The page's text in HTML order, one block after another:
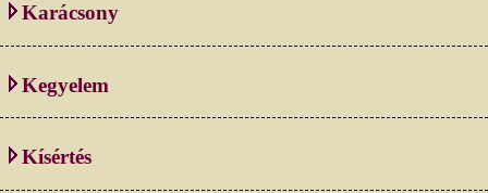
Karácsony
Kegyelem
Kísértés